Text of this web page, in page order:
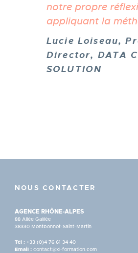
notre propre
appliquant la
Lucie Loiseau,
Director, DATA
SOLUTION
NOUS CONTACTER
AGENCE RHÔNE-ALPES
88 Allée Galilée
38330 Montbonnot-Saint-Martin
Tél : +33 (0)4 76 61 34 40
Email : contact@xl-formation.com